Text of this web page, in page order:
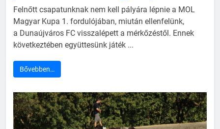
Felnőtt csapatunknak nem kell pályára lépnie a MOL
Magyar Kupa 1. fordulójában, miután ellenfelünk,
a Dunaújváros FC visszalépett a mérkőzéstől. Ennek
következtében együttesünk játék ...
Bővebben…